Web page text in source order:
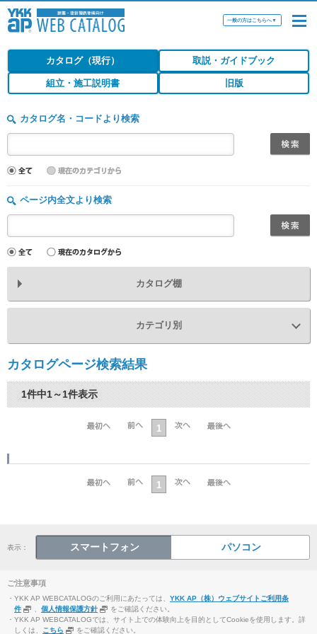
一般の方はこちらへ▼
カタログ（現行） 取説・ガイドブック
組立・施工説明書 旧版
カタログ名・コードより検索
ページ内全文より検索
カタログ棚
カテゴリ別
カタログページ検索結果
1件中1～1件表示
1
1
表示： スマートフォン パソコン
ご注意事項
・YKK AP WEBCATALOGのご利用にあたっては、 YKK AP（株）ウェブサイトご利用条
件
個人情報保護方針
をご確認ください。
・YKK AP WEBCATALOGでは、サイト上での体験向上を目的としてCookieを使用します。詳
しくは、 こちら をご確認ください。